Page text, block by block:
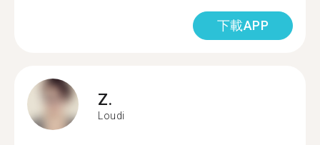
下載APP
Z.
Loudi